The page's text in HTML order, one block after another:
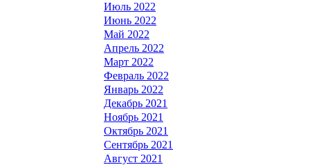
Июль 2022
Июнь 2022
Май 2022
Апрель 2022
Март 2022
Февраль 2022
Январь 2022
Декабрь 2021
Ноябрь 2021
Октябрь 2021
Сентябрь 2021
Август 2021